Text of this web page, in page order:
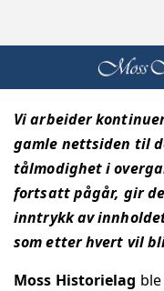
Vi arbeider
gamle nettsiden til
tålmodighet i
fortsatt pågår, gir
inntrykk av
som etter hvert vil
Moss Historielag